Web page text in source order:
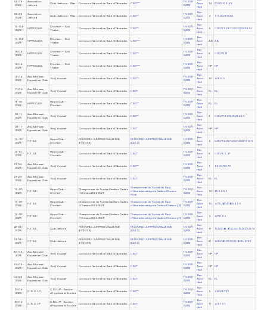
02-05-
2026
Association
Jafoura
Club Jaafoura - Sfax Concours National de Saut d'Obstacles CSO***
TN-2011-
52212
Amor
Hedi
14 20.00/69.49
02-05-
2026
Association
Jafoura
Club Jaafoura - Sfax Concours National de Saut d'Obstacles CSO**
TN-2011-
52212
Ben
Amor
Hedi
4 65.00/60.28
19-04-
2026
HIPPOCLUB
Chorfech – Sidi
Thabet
Concours National de Saut d'Obstacles CSO**
TN-2011-
52212
Ben
Amor
Hedi
5 0.00/31.49/0.00/0.00/24.14
19-04-
2026
HIPPOCLUB
Chorfech – Sidi
Thabet
Concours National de Saut d'Obstacles CSO***
TN-2011-
52212
Ben
Amor
Hedi
AB AB
18-04-
2026
HIPPOCLUB
Chorfech – Sidi
Thabet
Concours National de Saut d'Obstacles CSO**
TN-2011-
52212
Ben
Amor
Hedi
2 0.00/72.13
18-04-
2026
HIPPOCLUB
Chorfech – Sidi
Thabet
Concours National de Saut d'Obstacles CSO***
TN-2011-
52212
Ben
Amor
Hedi
NP NP
12-04-
2026
Ass. Alforssan
Equestrian Club
Borj Youssef Concours National de Saut d'Obstacles CSO**
TN-2011-
52212
Ben
Amor
Hedi
10 8/66.5
11-04-
2026
Ass. Alforssan
Equestrian Club
Borj Youssef Concours National de Saut d'Obstacles CSO*
TN-2011-
52212
Ben
Amor
Hedi
EL EL
16-01-
2026
HIPPOCLUB
HippoClub –
Chorfech
Concours National de Saut d'Obstacles CSO**
TN-2011-
52212
Ben
Amor
Hedi
EL EL
02-11-
2025
Ass. Alforssan
Equestrian Club
Borj Youssef Concours National de Saut d'Obstacles CSO**
TN-2011-
52212
Ben
Amor
Hedi
3 0.00/71.31/12.00/34.38
02-11-
2025
Ass. Alforssan
Equestrian Club
Borj Youssef Concours National de Saut d'Obstacles CSO*
TN-2011-
52212
Ben
Amor
Hedi
NP NP
19-10-
2025
F.T.S.E
HippoClub –
Chorfech
FEI WORLD JUMPING CHALLENGE
(EVENT 3)
FEI WORLD JUMPING CHALLENGE
(CAT.C)
TN-2011-
52212
Ben
Amor
Hedi
6 0.00/63.32/4.00/4.00/51.36
12-10-
2025
F.T.S.E
HippoClub –
Chorfech
Concours National de Saut d'Obstacles CSO*
TN-2011-
52212
Ben
Amor
Hedi
2 0.00/55.47
21-09-
2025
Ass. Alforssan
Equestrian Club
Borj Youssef Concours National de Saut d'Obstacles CSO**
TN-2011-
52212
Ben
Amor
Hedi
1 62.97/33.76
21-09-
2025
Ass. Alforssan
Equestrian Club
Borj Youssef Concours National de Saut d'Obstacles CSO*
TN-2011-
52212
Ben
Amor
Hedi
EL EL
19-07-
2025
F.T.S.E
HippoClub –
Chorfech
Championnat de Tunisie Cavaliers Cadets
/ Chevaux 2024-2025
Championnat de Tunisie de Saut
d'Obstacles catégorie Cadets/Chevaux
Final
TN-2011-
52212
Ben
Amor
Hedi
10 12/54.56
19-07-
2025
F.T.S.E
HippoClub –
Chorfech
Championnat de Tunisie Cavaliers Cadets
/ Chevaux 2024-2025
Championnat de Tunisie de Saut
d'Obstacles catégorie Cadets/Chevaux (J2)
TN-2011-
52212
Ben
Amor
Hedi
10 4/75.82/4/8/54.56
19-07-
2025
F.T.S.E
HippoClub –
Chorfech
Championnat de Tunisie Cavaliers Cadets
/ Chevaux 2024-2025
Championnat de Tunisie de Saut
d'Obstacles catégorie Cadets/Chevaux (J1)
TN-2011-
52212
Ben
Amor
Hedi
9 4/76.65
22-06-
2025
F.T.S.E Club Jafoura
FEI WORLD JUMPING CHALLENGE
(EVENT 2)
FEI WORLD JUMPING CHALLENGE
(CAT.C)
TN-2011-
52212
Ben
Amor
Hedi
17 10.00/83.87/0.00/10.00/50.74
21-06-
2025
F.T.S.E Club Jafoura
FEI WORLD JUMPING CHALLENGE
(EVENT 1)
FEI WORLD JUMPING CHALLENGE
(CAT.C)
TN-2011-
52212
Ben
Amor
Hedi
21 8.00/80.01/0.00/8.00/47.25
25-05-
2025
Ass. Alforssan
Equestrian Club
Borj Youssef Concours National de Saut d'Obstacles CSO*
TN-2011-
52212
Ben
Amor
Hedi
NP NP
24-05-
2025
Ass. Alforssan
Equestrian Club
Borj Youssef Concours National de Saut d'Obstacles CSO*
TN-2011-
52212
Ben
Amor
Hedi
NP NP
04-05-
2025
Ass. Alforssan
Equestrian Club
Borj Youssef Concours National de Saut d'Obstacles CSO*
TN-2011-
52212
Ben
Amor
Hedi
EL EL
27-04-
2025
C. S. U. I .P
C.S.U.I.P - Section
d'hippisme la Soukra
Concours National de Saut d'Obstacles CSO**
TN-2011-
52212
Ben
Amor
Hedi
5 4.00/67.32
27-04-
2025
C. S. U. I .P
C.S.U.I.P - Section
d'hippisme la Soukra
Concours National de Saut d'Obstacles CSO*
TN-2011-
52212
Ben
Amor
Hedi
11 4/67.51